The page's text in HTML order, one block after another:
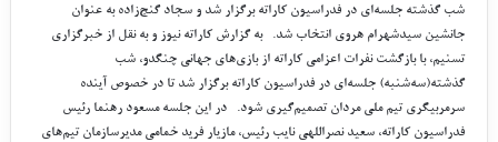
شب گذشته جلسه‌ای در فدراسیون کاراته برگزار شد و سجاد گنج‌زاده به عنوان
جانشین سیدشهرام هروی انتخاب شد. به گزارش کاراته نیوز و به نقل از خبرگزاری
تسنیم، با بازگشت نفرات اعزامی کاراته از بازی‌های جهانی چنگدو، شب
گذشته(سه‌شنبه) جلسه‌ای در فدراسیون کاراته برگزار شد تا در خصوص آینده
سرمربیگری تیم ملی مردان تصمیم‌گیری شود. در این جلسه مسعود رهنما رئیس
فدراسیون کاراته، سعید نصراللهی نایب رئیس، مازیار فرید خمامی مدیرسازمان تیم‌های